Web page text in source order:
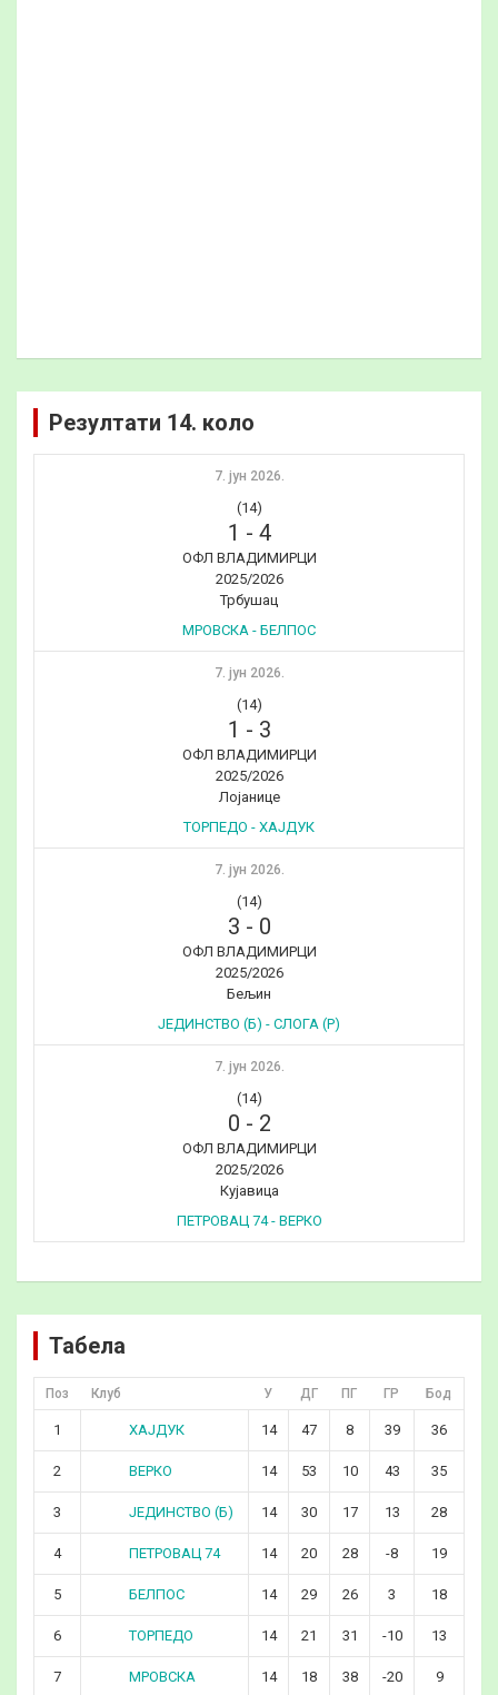
Резултати 14. коло
7. јун 2026.
(14)
1 - 4
ОФЛ ВЛАДИМИРЦИ
2025/2026
Трбушац
МРОВСКА - БЕЛПОС
7. јун 2026.
(14)
1 - 3
ОФЛ ВЛАДИМИРЦИ
2025/2026
Лојанице
ТОРПЕДО - ХАЈДУК
7. јун 2026.
(14)
3 - 0
ОФЛ ВЛАДИМИРЦИ
2025/2026
Бељин
ЈЕДИНСТВО (Б) - СЛОГА (Р)
7. јун 2026.
(14)
0 - 2
ОФЛ ВЛАДИМИРЦИ
2025/2026
Кујавица
ПЕТРОВАЦ 74 - ВЕРКО
Табела
Поз Клуб У ДГ ПГ ГР Бод
1 ХАЈДУК 14 47 8 39 36
2 ВЕРКО 14 53 10 43 35
3 ЈЕДИНСТВО (Б) 14 30 17 13 28
4 ПЕТРОВАЦ 74 14 20 28 -8 19
5 БЕЛПОС 14 29 26 3 18
6 ТОРПЕДО 14 21 31 -10 13
7 МРОВСКА 14 18 38 -20 9